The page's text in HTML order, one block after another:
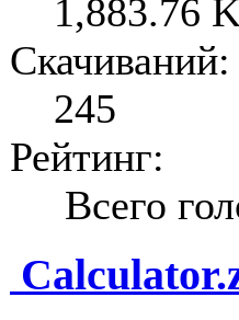
1,883.76
Скачиваний:
245
Рейтинг:
Всего